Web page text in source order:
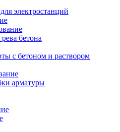
электростанций
бетона
с бетоном и раствором
арматуры